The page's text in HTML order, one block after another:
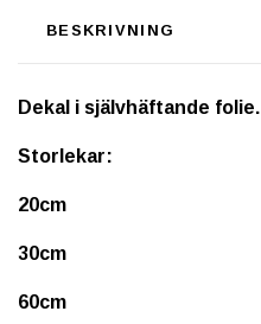
BESKRIVNING
Dekal i självhäftande folie.
Storlekar:
20cm
30cm
60cm